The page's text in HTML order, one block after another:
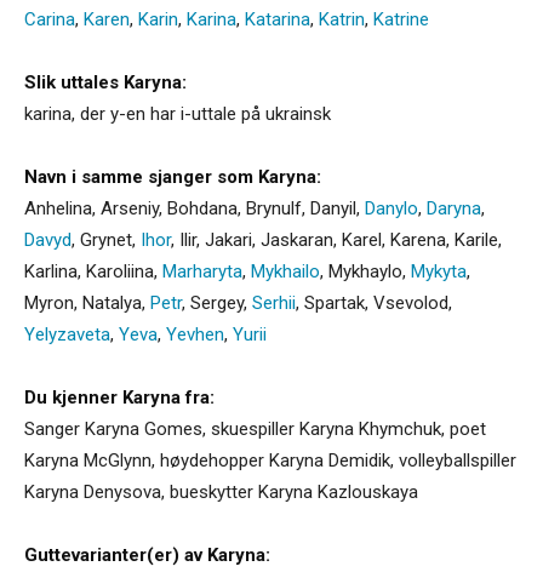
Carina, Karen, Karin, Karina, Katarina, Katrin, Katrine
Slik uttales Karyna:
karina, der y-en har i-uttale på ukrainsk
Navn i samme sjanger som Karyna:
Anhelina, Arseniy, Bohdana, Brynulf, Danyil, Danylo, Daryna,
Davyd, Grynet, Ihor, Ilir, Jakari, Jaskaran, Karel, Karena, Karile,
Karlina, Karoliina, Marharyta, Mykhailo, Mykhaylo, Mykyta,
Myron, Natalya, Petr, Sergey, Serhii, Spartak, Vsevolod,
Yelyzaveta, Yeva, Yevhen, Yurii
Du kjenner Karyna fra:
Sanger Karyna Gomes, skuespiller Karyna Khymchuk, poet
Karyna McGlynn, høydehopper Karyna Demidik, volleyballspiller
Karyna Denysova, bueskytter Karyna Kazlouskaya
Guttevarianter(er) av Karyna: